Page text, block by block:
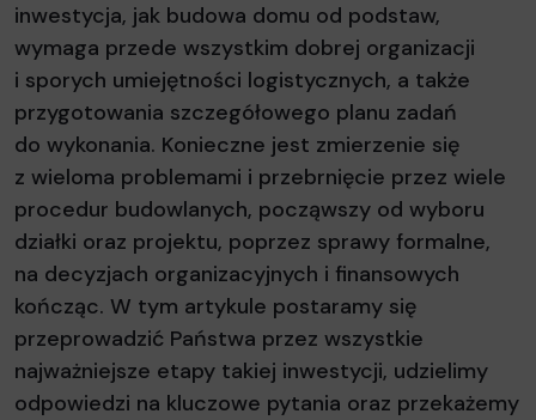
inwestycja, jak budowa domu od podstaw,
wymaga przede wszystkim dobrej organizacji
i sporych umiejętności logistycznych, a także
przygotowania szczegółowego planu zadań
do wykonania. Konieczne jest zmierzenie się
z wieloma problemami i przebrnięcie przez wiele
procedur budowlanych, począwszy od wyboru
działki oraz projektu, poprzez sprawy formalne,
na decyzjach organizacyjnych i finansowych
kończąc. W tym artykule postaramy się
przeprowadzić Państwa przez wszystkie
najważniejsze etapy takiej inwestycji, udzielimy
odpowiedzi na kluczowe pytania oraz przekażemy